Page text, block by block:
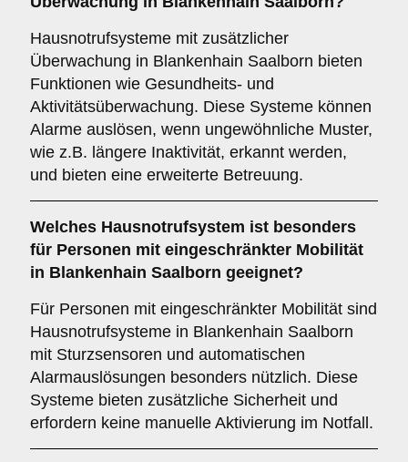
Hausnotrufsysteme mit zusätzlicher
Überwachung in Blankenhain Saalborn bieten
Funktionen wie Gesundheits- und
Aktivitätsüberwachung. Diese Systeme können
Alarme auslösen, wenn ungewöhnliche Muster,
wie z.B. längere Inaktivität, erkannt werden,
und bieten eine erweiterte Betreuung.
Welches Hausnotrufsystem ist besonders
für Personen mit eingeschränkter Mobilität
in Blankenhain Saalborn geeignet?
Für Personen mit eingeschränkter Mobilität sind
Hausnotrufsysteme in Blankenhain Saalborn
mit Sturzsensoren und automatischen
Alarmauslösungen besonders nützlich. Diese
Systeme bieten zusätzliche Sicherheit und
erfordern keine manuelle Aktivierung im Notfall.